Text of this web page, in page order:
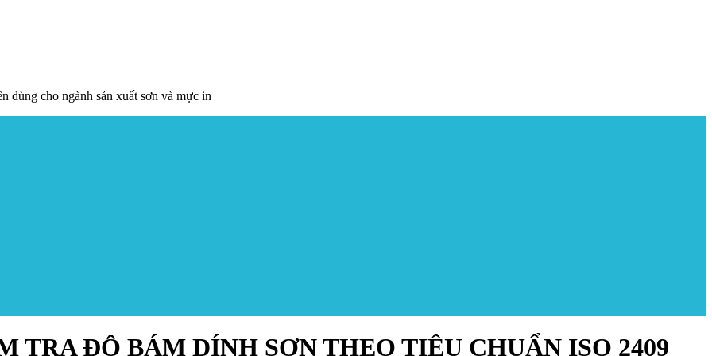
dùng cho ngành sản xuất sơn và mực in
TRA ĐỘ BÁM DÍNH SƠN THEO TIÊU CHUẨN ISO 2409